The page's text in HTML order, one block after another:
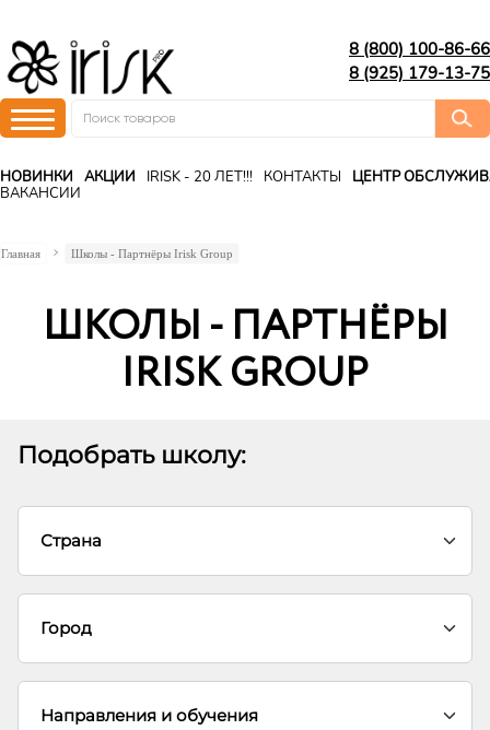
8 (800) 100-86-66
8 (925) 179-13-75
НОВИНКИ АКЦИИ IRISK - 20 ЛЕТ!!! КОНТАКТЫ
ЦЕНТР
ВАКАНСИИ
Главная Школы - Партнёры Irisk Group
ШКОЛЫ - ПАРТНЁРЫ
IRISK GROUP
Подобрать школу: